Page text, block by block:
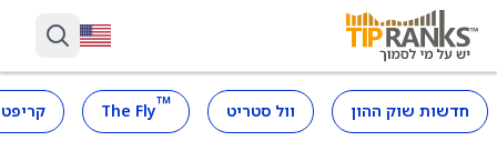
חדשות שוק ההון וול סטריט ™
The Fly